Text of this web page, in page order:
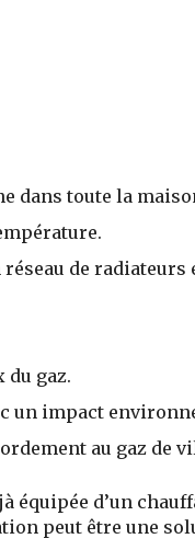
dans toute la
réseau de radiateurs
du gaz.
un impact
au gaz de
équipée d’un
peut être une